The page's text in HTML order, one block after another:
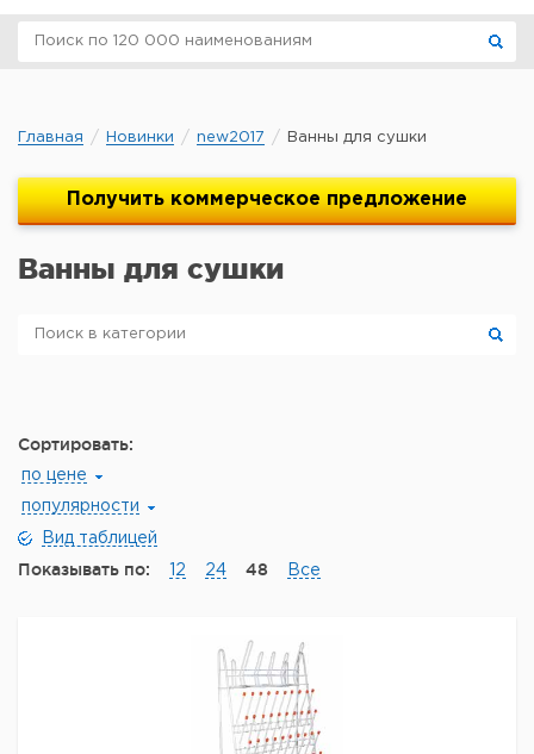
Главная Новинки new2017 Ванны для сушки
Получить коммерческое предложение
Ванны для сушки
Сортировать:
по цене
популярности
Вид таблицей
Показывать по: 12 24 48 Все